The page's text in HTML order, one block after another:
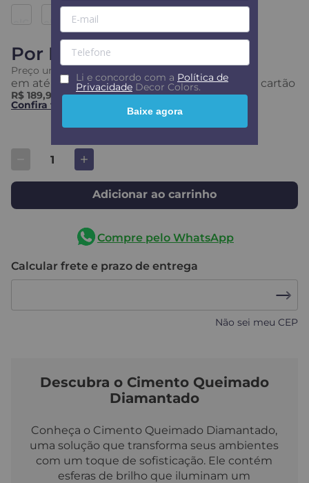
Por R$ 189,99
Preço unitário
em até x s/ juros R$ 63,33 ou em até12 x no cartão
R$ 189,99 no PIX
Confira formas de pagamento
Adicionar ao carrinho
Compre pelo WhatsApp
Calcular frete e prazo de entrega
Não sei meu CEP
Descubra o Cimento Queimado
Diamantado
Conheça o Cimento Queimado Diamantado,
uma solução que transforma seus ambientes
com um toque de sofisticação. Ele contém
esferas de brilho que iluminam um
Li e concordo com a Política de
Privacidade Decor Colors.
Baixe agora